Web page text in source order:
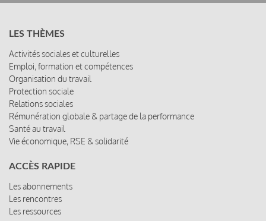
LES THÈMES
Activités sociales et culturelles
Emploi, formation et compétences
Organisation du travail
Protection sociale
Relations sociales
Rémunération globale & partage de la performance
Santé au travail
Vie économique, RSE & solidarité
ACCÈS RAPIDE
Les abonnements
Les rencontres
Les ressources